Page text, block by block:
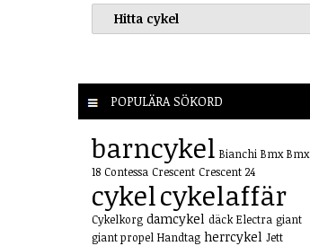
POPULÄRA SÖKORD
barncykel Bianchi Bmx Bmx
18 Contessa Crescent Crescent 24
cykelcykelaffär
Cykelkorg damcykel däck Electra giant
giant propel Handtag herrcykel Jett